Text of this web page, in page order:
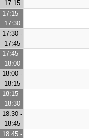
17:15
17:15 -
17:30
17:30 -
17:45
17:45 -
18:00
18:00 -
18:15
18:15 -
18:30
18:30 -
18:45
18:45 -